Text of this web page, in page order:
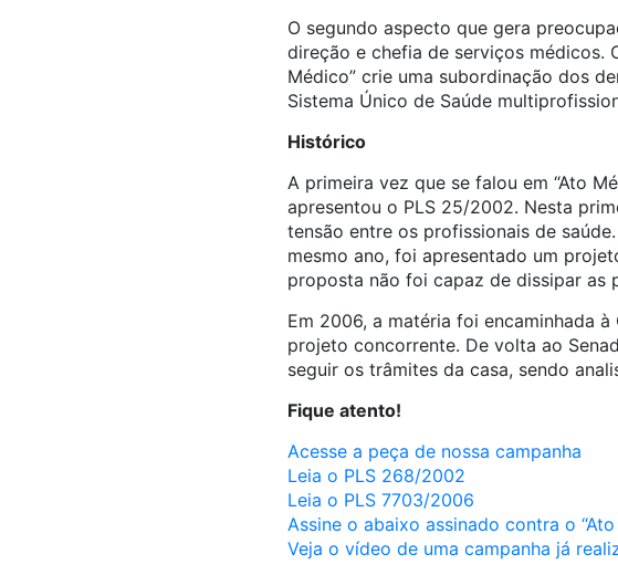
O segundo aspecto que gera
direção e chefia de serviços médicos.
Médico” crie uma subordinação dos
Sistema Único de Saúde
Histórico
A primeira vez que se falou em “Ato
apresentou o PLS 25/2002. Nesta
tensão entre os profissionais de
mesmo ano, foi apresentado um
proposta não foi capaz de dissipar as
Em 2006, a matéria foi encaminhada
projeto concorrente. De volta ao
seguir os trâmites da casa, sendo
Fique atento!
Acesse a peça de nossa campanha
Leia o PLS 268/2002
Leia o PLS 7703/2006
Assine o abaixo assinado contra o
Veja o vídeo de uma campanha já